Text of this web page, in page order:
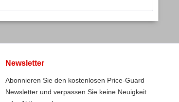
Newsletter
Abonnieren Sie den kostenlosen Price-Guard
Newsletter und verpassen Sie keine Neuigkeit